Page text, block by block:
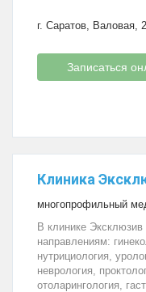
г. Саратов, Валовая,
Записаться
Клиника
многопрофильный
В клинике
направлениям:
нутрициология,
неврология,
отоларингология,